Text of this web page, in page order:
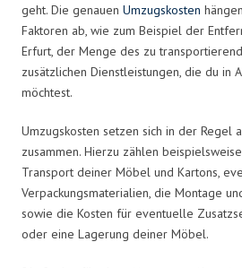
geht. Die genauen Umzugskosten
Faktoren ab, wie zum Beispiel der
Erfurt, der Menge des zu
zusätzlichen Dienstleistungen, die du in
möchtest.
Umzugskosten setzen sich in der Regel
zusammen. Hierzu zählen
Transport deiner Möbel und Kartons,
Verpackungsmaterialien, die Montage
sowie die Kosten für eventuelle
oder eine Lagerung deiner Möbel.